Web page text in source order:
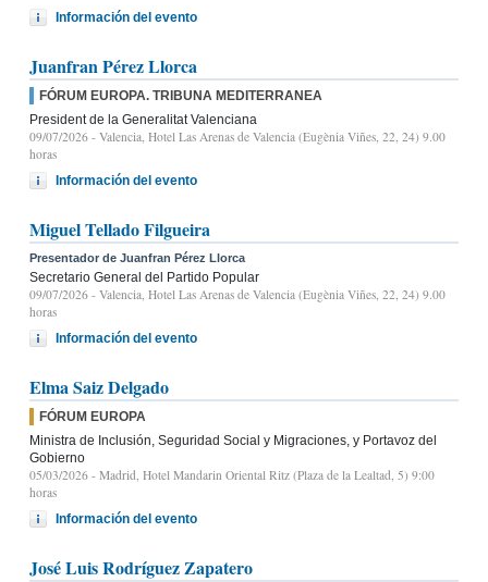
Información del evento
Juanfran Pérez Llorca
FÓRUM EUROPA. TRIBUNA MEDITERRANEA
President de la Generalitat Valenciana
09/07/2026 - Valencia, Hotel Las Arenas de Valencia (Eugènia Viñes, 22, 24) 9.00
horas
Información del evento
Miguel Tellado Filgueira
Presentador de Juanfran Pérez Llorca
Secretario General del Partido Popular
09/07/2026 - Valencia, Hotel Las Arenas de Valencia (Eugènia Viñes, 22, 24) 9.00
horas
Información del evento
Elma Saiz Delgado
FÓRUM EUROPA
Ministra de Inclusión, Seguridad Social y Migraciones, y Portavoz del
Gobierno
05/03/2026 - Madrid, Hotel Mandarin Oriental Ritz (Plaza de la Lealtad, 5) 9:00
horas
Información del evento
José Luis Rodríguez Zapatero